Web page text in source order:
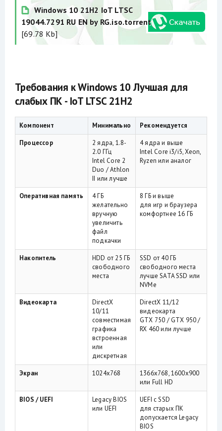
Windows 10 21H2 IoT LTSC
19044.7291 RU EN by RG.iso.torrent
[69.78 Kb]
Требования к Windows 10 Лучшая для
слабых ПК - IoT LTSC 21H2
Компонент Минимально Рекомендуется
Процессор
2 ядра, 1.8-
2.0 ГГц
Intel Core 2
Duo / Athlon
II или лучше
4 ядра и выше
Intel Core i3/i5, Xeon,
Ryzen или аналог
Оперативная память
4 ГБ
желательно
вручную
увеличить
файл
подкачки
8 ГБ и выше
для игр и браузера
комфортнее 16 ГБ
Накопитель
HDD от 25 ГБ
свободного
места
SSD от 40 ГБ
свободного места
лучше SATA SSD или
NVMe
Видеокарта
DirectX
10/11
совместимая
графика
встроенная
или
дискретная
DirectX 11/12
видеокарта
GTX 750 / GTX 950 /
RX 460 или лучше
Экран 1024x768
1366x768, 1600x900
или Full HD
BIOS / UEFI
Legacy BIOS
или UEFI
UEFI с SSD
для старых ПК
допускается Legacy
BIOS